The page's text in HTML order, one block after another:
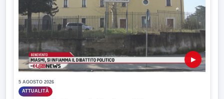
▶
5 AGOSTO 2026
ATTUALITÀ